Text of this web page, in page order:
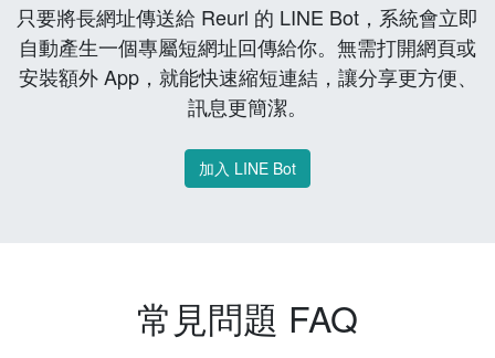
只要將長網址傳送給 Reurl 的 LINE Bot，系統會立即
自動產生一個專屬短網址回傳給你。無需打開網頁或
安裝額外 App，就能快速縮短連結，讓分享更方便、
訊息更簡潔。
加入 LINE Bot
常見問題 FAQ